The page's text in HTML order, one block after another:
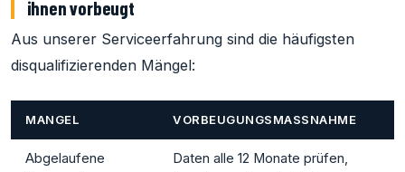
ihnen vorbeugt
Aus unserer Serviceerfahrung sind die häufigsten
disqualifizierenden Mängel:
MANGEL VORBEUGUNGSMASSNAHME
Abgelaufene
Daten alle 12 Monate prüfen,